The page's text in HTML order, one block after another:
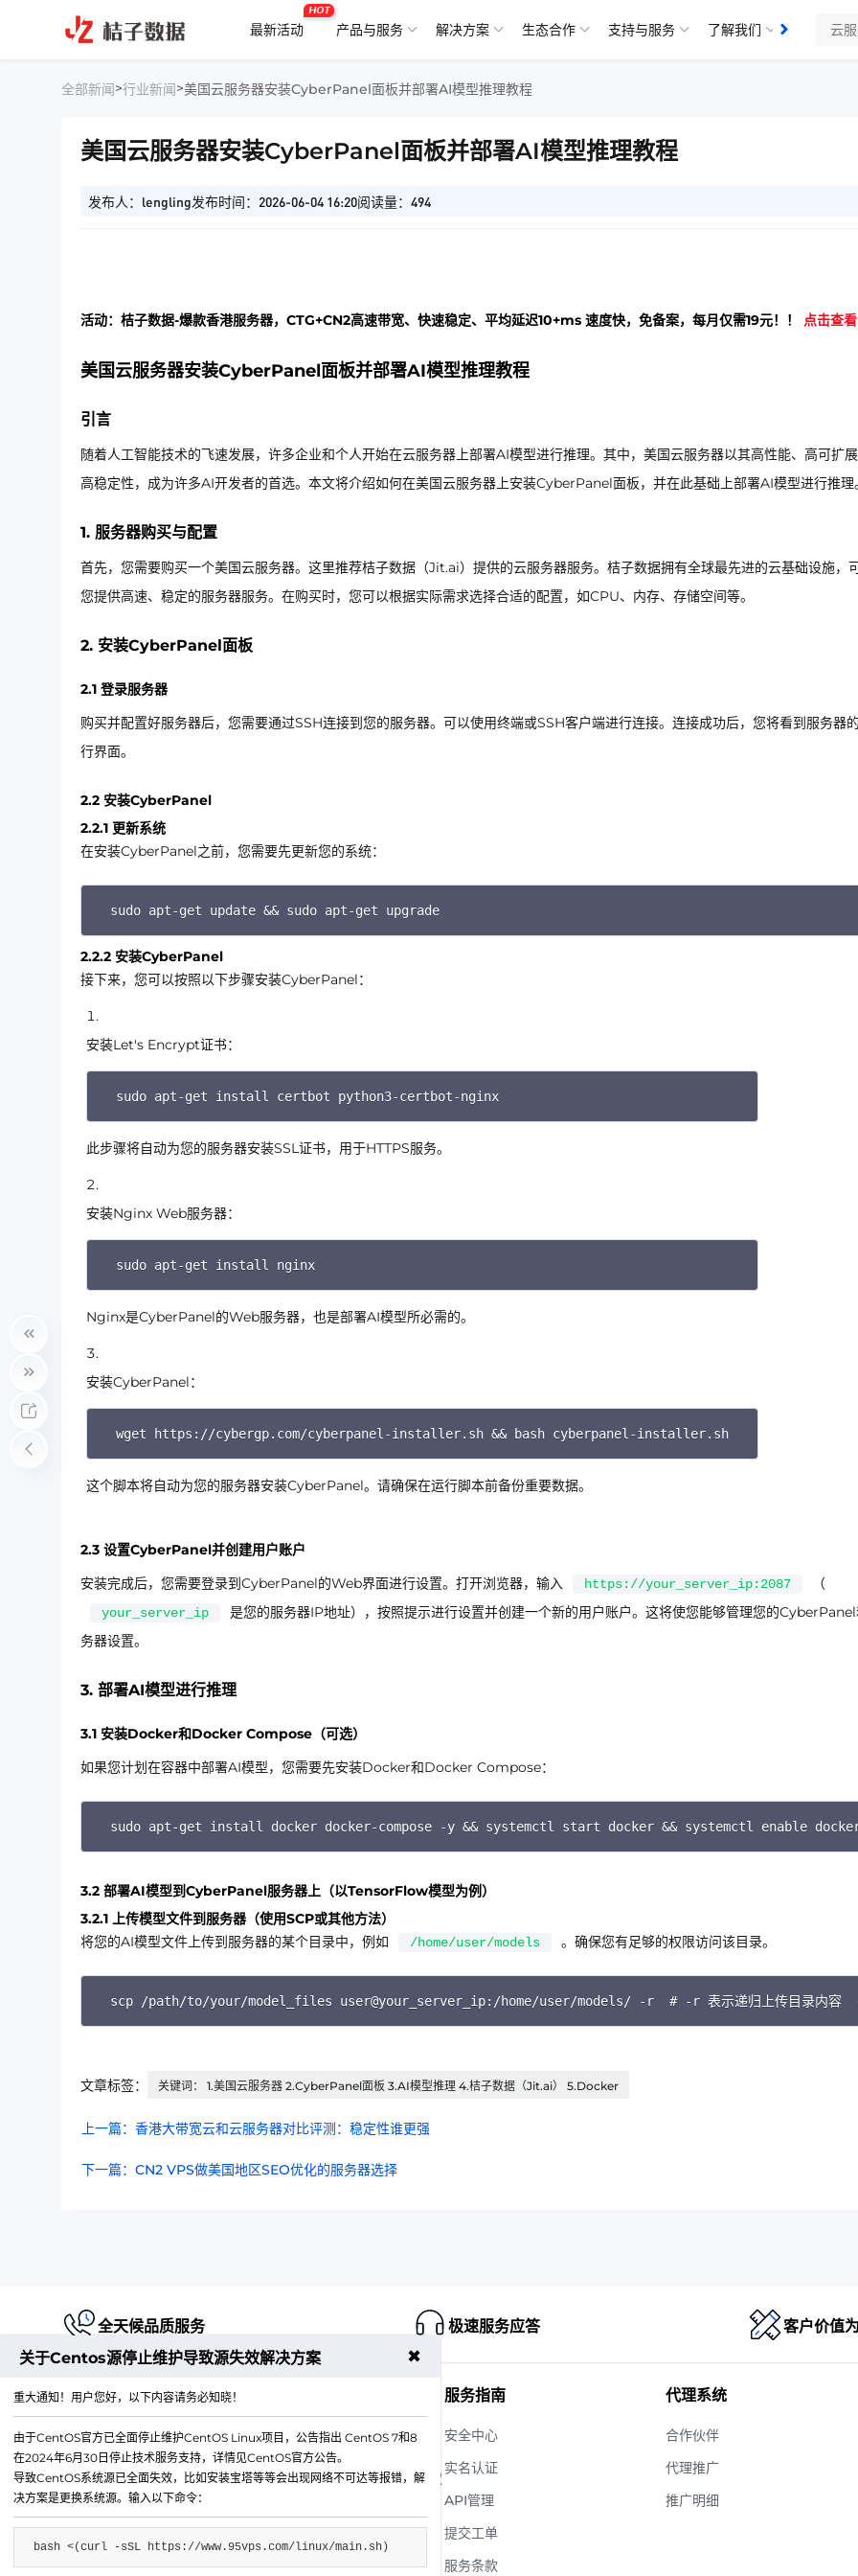
最新活动
HOT
产品与服务 解决方案 生态合作 支持与服务 了解我们 知识库
全部新闻>行业新闻>美国云服务器安装CyberPanel面板并部署AI模型推理教程
美国云服务器安装CyberPanel面板并部署AI模型推理教程
发布人：lengling发布时间：2026-06-04 16:20阅读量：494
活动：桔子数据-爆款香港服务器，CTG+CN2高速带宽、快速稳定、平均延迟10+ms 速度快，免备案，每月仅需19元！！ 点击查看
美国云服务器安装CyberPanel面板并部署AI模型推理教程
引言
随着人工智能技术的飞速发展，许多企业和个人开始在云服务器上部署AI模型进行推理。其中，美国云服务器以其高性能、高可扩
高稳定性，成为许多AI开发者的首选。本文将介绍如何在美国云服务器上安装CyberPanel面板，并在此基础上部署AI模型进行推理
1. 服务器购买与配置
首先，您需要购买一个美国云服务器。这里推荐桔子数据（Jit.ai）提供的云服务器服务。桔子数据拥有全球最先进的云基础设施，
您提供高速、稳定的服务器服务。在购买时，您可以根据实际需求选择合适的配置，如CPU、内存、存储空间等。
2. 安装CyberPanel面板
2.1 登录服务器
购买并配置好服务器后，您需要通过SSH连接到您的服务器。可以使用终端或SSH客户端进行连接。连接成功后，您将看到服务器
行界面。
2.2 安装CyberPanel
2.2.1 更新系统
在安装CyberPanel之前，您需要先更新您的系统：
sudo apt-get update && sudo apt-get upgrade
2.2.2 安装CyberPanel
接下来，您可以按照以下步骤安装CyberPanel：
安装Let's Encrypt证书：
sudo apt-get install certbot python3-certbot-nginx
此步骤将自动为您的服务器安装SSL证书，用于HTTPS服务。
安装Nginx Web服务器：
sudo apt-get install nginx
Nginx是CyberPanel的Web服务器，也是部署AI模型所必需的。
安装CyberPanel：
wget https://cybergp.com/cyberpanel-installer.sh && bash cyberpanel-installer.sh
Copy
这个脚本将自动为您的服务器安装CyberPanel。请确保在运行脚本前备份重要数据。
2.3 设置CyberPanel并创建用户账户
安装完成后，您需要登录到CyberPanel的Web界面进行设置。打开浏览器，输入
https://your_server_ip:2087 （
your_server_ip
是您的服务器IP地址），按照提示进行设置并创建一个新的用户账户。这将使您能够管理您的
务器设置。
3. 部署AI模型进行推理
3.1 安装Docker和Docker Compose（可选）
如果您计划在容器中部署AI模型，您需要先安装Docker和Docker Compose：
sudo apt-get install docker docker-compose -y && systemctl start docker && systemctl enable
3.2 部署AI模型到CyberPanel服务器上（以TensorFlow模型为例）
3.2.1 上传模型文件到服务器（使用SCP或其他方法）
将您的AI模型文件上传到服务器的某个目录中，例如
/home/user/models 。确保您有足够的权限访问该目录。
scp /path/to/your/model_files user@your_server_ip:/home/user/models/ -r  # -r 表示递归上传目录内容  替换 /
文章标签： 关键词： 1.美国云服务器 2.CyberPanel面板 3.AI模型推理 4.桔子数据（Jit.ai） 5.Docker
上一篇：香港大带宽云和云服务器对比评测：稳定性谁更强
下一篇：CN2 VPS做美国地区SEO优化的服务器选择
全天候品质服务 极速服务应答 客户价值
江苏铭联云计算有限公司
Copyright © 2019-2026 All Rights Reserved.铭联科技 版权
所有
电子邮箱：mail@6w.cx
商务QQ：37809874
服务指南
安全中心
实名认证
API管理
提交工单
服务条款
代理系统
合作伙伴
代理推广
推广明细
关于Centos源停止维护导致源失效解决方案 ✖
重大通知！用户您好，以下内容请务必知晓！
由于CentOS官方已全面停止维护CentOS Linux项目，公告指出 CentOS 7和8
在2024年6月30日停止技术服务支持，详情见CentOS官方公告。
导致CentOS系统源已全面失效，比如安装宝塔等等会出现网络不可达等报错，解
决方案是更换系统源。输入以下命令：
bash <(curl -sSL https://www.95vps.com/linux/main.sh)